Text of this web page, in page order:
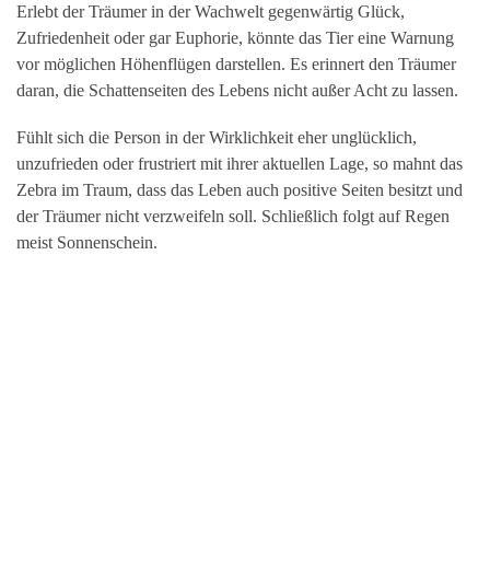
Erlebt der Träumer in der Wachwelt gegenwärtig Glück,
Zufriedenheit oder gar Euphorie, könnte das Tier eine Warnung
vor möglichen Höhenflügen darstellen. Es erinnert den Träumer
daran, die Schattenseiten des Lebens nicht außer Acht zu lassen.
Fühlt sich die Person in der Wirklichkeit eher unglücklich,
unzufrieden oder frustriert mit ihrer aktuellen Lage, so mahnt das
Zebra im Traum, dass das Leben auch positive Seiten besitzt und
der Träumer nicht verzweifeln soll. Schließlich folgt auf Regen
meist Sonnenschein.